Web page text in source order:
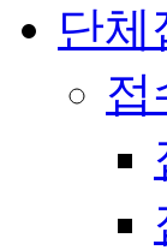
단체
접